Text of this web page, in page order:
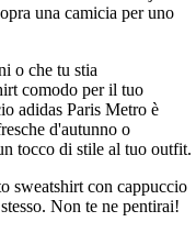
una camicia per uno
o che tu stia
comodo per il tuo
adidas Paris Metro è
d'autunno o
tocco di stile al tuo outfit.
sweatshirt con cappuccio
Non te ne pentirai!